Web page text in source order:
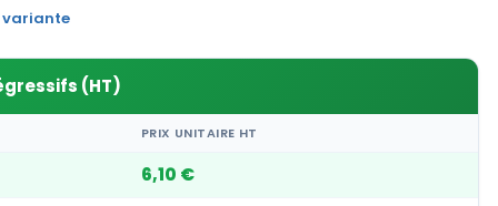
variante
(HT)
PRIX UNITAIRE HT
6,10 €